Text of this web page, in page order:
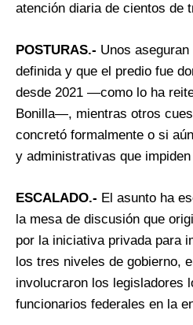
atención diaria de cientos de
POSTURAS.- Unos
definida y que el predio fue
desde 2021 —como lo ha
Bonilla—, mientras otros
concretó formalmente o si
y administrativas que
ESCALADO.- El asunto ha
la mesa de discusión que
por la iniciativa privada para
los tres niveles de gobierno,
involucraron los legisladores
funcionarios federales en la